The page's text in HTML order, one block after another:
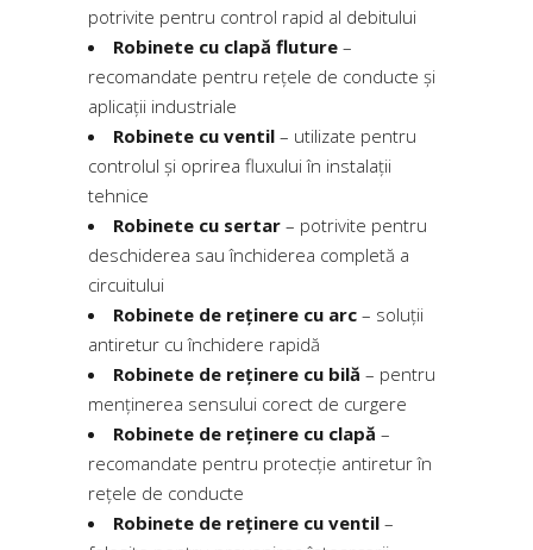
potrivite pentru control rapid al debitului
Robinete cu clapă fluture –
recomandate pentru rețele de conducte și
aplicații industriale
Robinete cu ventil – utilizate pentru
controlul și oprirea fluxului în instalații
tehnice
Robinete cu sertar – potrivite pentru
deschiderea sau închiderea completă a
circuitului
Robinete de reținere cu arc – soluții
antiretur cu închidere rapidă
Robinete de reținere cu bilă – pentru
menținerea sensului corect de curgere
Robinete de reținere cu clapă –
recomandate pentru protecție antiretur în
rețele de conducte
Robinete de reținere cu ventil –